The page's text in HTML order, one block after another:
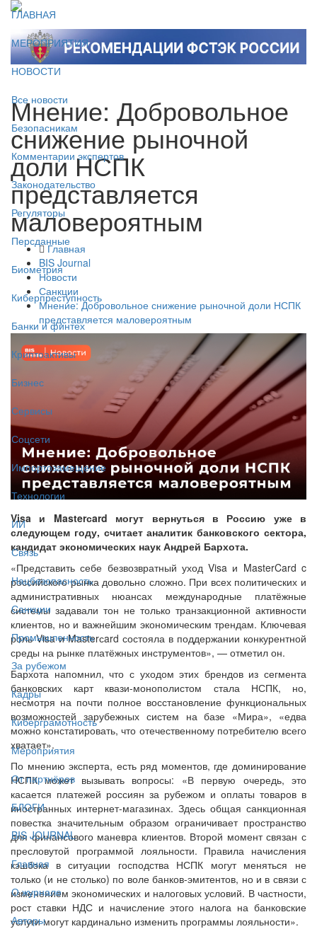
ГЛАВНАЯ
МЕРОПРИЯТИЯ
НОВОСТИ
Все новости
Безопасникам
Комментарии экспертов
Законодательство
Регуляторы
Персданные
Биометрия
Киберпреступность
Банки и финтех
Криптоактивы
Бизнес
Сервисы
Соцсети
Импортозамещение
Технологии
ИИ
Связь
Нацбезопасность
Санкции
Промышленность
За рубежом
Кадры
Киберграмотность
Мероприятия
От партнёров
БЛОГИ
BIS JOURNAL
Главная
О журнале
Авторы
Мнение: Добровольное
снижение рыночной
доли НСПК
представляется
маловероятным
Главная
BIS Journal
Новости
Санкции
Мнение: Добровольное снижение рыночной доли НСПК
представляется маловероятным
Visa и Masterсard могут вернуться в Россию уже в
следующем году, считает аналитик банковского сектора,
кандидат экономических наук Андрей Бархота.
«Представить себе безвозвратный уход Visa и MasterCard c
российского рынка довольно сложно. При всех политических и
административных нюансах международные платёжные
системы задавали тон не только транзакционной активности
клиентов, но и важнейшим экономическим трендам. Ключевая
роль Visa и Masterсard состояла в поддержании конкурентной
среды на рынке платёжных инструментов», — отметил он.
Бархота напомнил, что с уходом этих брендов из сегмента
банковских карт квази-монополистом стала НСПК, но,
несмотря на почти полное восстановление функциональных
возможностей зарубежных систем на базе «Мира», «едва
можно констатировать, что отечественному потребителю всего
хватает».
По мнению эксперта, есть ряд моментов, где доминирование
НСПК может вызывать вопросы: «В первую очередь, это
касается платежей россиян за рубежом и оплаты товаров в
иностранных интернет-магазинах. Здесь общая санкционная
повестка значительным образом ограничивает пространство
для финансового маневра клиентов. Второй момент связан с
пресловутой программой лояльности. Правила начисления
кэшбэка в ситуации господства НСПК могут меняться не
только (и не столько) по воле банков-эмитентов, но и в связи с
изменением экономических и налоговых условий. В частности,
рост ставки НДС и начисление этого налога на банковские
услуги могут кардинально изменить программы лояльности».